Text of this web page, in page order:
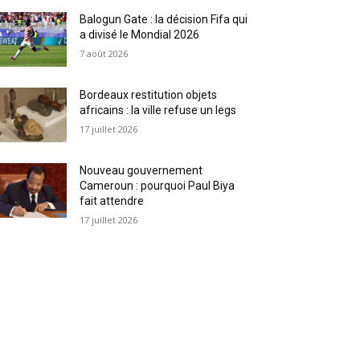
Balogun Gate : la décision Fifa qui
a divisé le Mondial 2026
7 août 2026
Bordeaux restitution objets
africains : la ville refuse un legs
17 juillet 2026
Nouveau gouvernement
Cameroun : pourquoi Paul Biya
fait attendre
17 juillet 2026